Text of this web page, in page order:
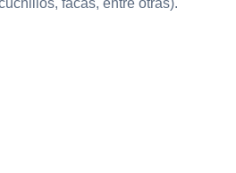
facas, entre otras).